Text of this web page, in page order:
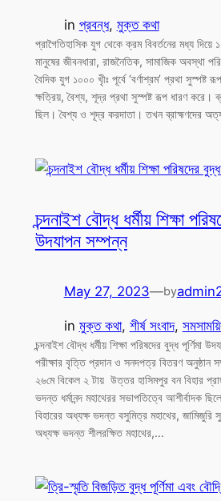
in প্রবন্ধ, মুক্ত কথা
প্রাগৈতিহাসিক যুগ থেকে ক্রম বিবর্তনের মধ্য দিয়ে
মানুষের জীবনধারা, রাজনৈতিক, সামাজিক অবস্থা
বৈদিক যুগ ১০০০ খৃীঃ পূর্বে ‘বর্ণাশ্রম’ প্রথা সুস্পষ্ট
ক্ষত্রিয়, বৈশ্য, শূদ্র প্রথা সুস্পষ্ট রূপ ধারণ করে।
ছিল। বৈশ্য ও শূদ্র করদাতা। তখন ব্রাহ্মণদের
চন্দনাইশ বৌদ্ধ ধর্মীয় শিক্ষা
উদযাপন সম্পন্ন
May 27, 2023—by
in মুক্ত কথা, শীর্ষ সংবাদ,
চন্দনাইশ বৌদ্ধ ধর্মীয় শিক্ষা পরিষদের বুদ্ধ পূর্ণিমা
পরীক্ষার বৃত্তি প্রদান ও সনদপত্র বিতরণ অনুষ্ঠান
২৬মে বিকেল ২ টায় উত্তর হাসিমপুর বন বিহার
ভদন্ত ধর্মানন্দ মহাথেরর সভাপতিত্বে আশীর্বাদক
বিহারের অধ্যক্ষ ভদন্ত বসুমিত্র মহাথের, জামিজুরি
অধ্যক্ষ ভদন্ত শীলরক্ষিত মহাথের,…